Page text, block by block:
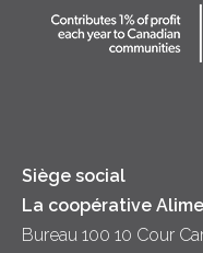
Soupes
Crème sure
Principes coopératifs
Location
Siège social
La coopérative
Bureau 100 10 Cour